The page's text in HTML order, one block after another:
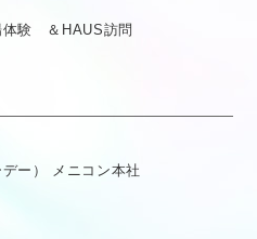
験 ＆HAUS訪問
ー） メニコン本社